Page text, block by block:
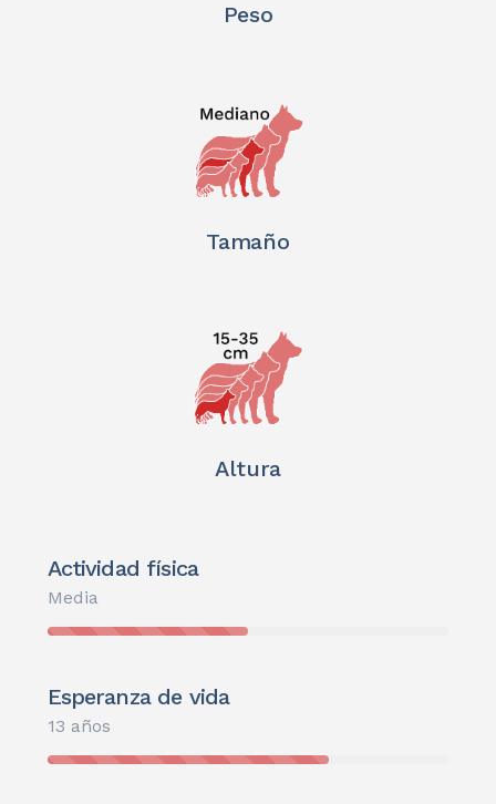
Peso
Tamaño
Altura
Actividad física
Media
Esperanza de vida
13 años